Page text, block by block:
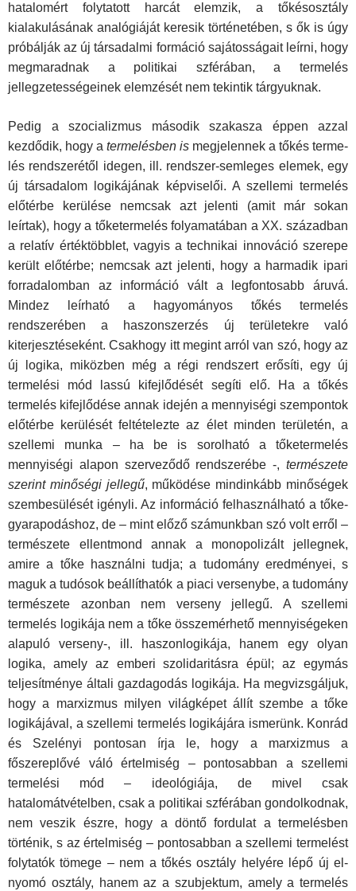
hatalomért foly­tatott harcát elemzik, a tőkésosztály
kialakulásának analógiá­ját keresik történetében, s ők is úgy
próbálják az új társadalmi formáció sajátosságait leírni, hogy
megmaradnak a politikai szférában, a termelés
jellegzetességeinek elemzését nem te­kintik tárgyuknak.
Pedig a szocializmus második szakasza éppen azzal
kezdődik, hogy a termelésben is megjelennek a tőkés terme­
lés rendszerétől idegen, ill. rendszer-semleges elemek, egy
új társadalom logikájának képviselői. A szellemi termelés
elő­térbe kerülése nemcsak azt jelenti (amit már sokan
leírtak), hogy a tőketermelés folyamatában a XX. században
a relatív értéktöbblet, vagyis a technikai innováció szerepe
került elő­térbe; nemcsak azt jelenti, hogy a harmadik ipari
forradalom­ban az információ vált a legfontosabb áruvá.
Mindez leírható a hagyományos tőkés termelés
rendszerében a haszonszer­zés új területekre való
kiterjesztéseként. Csakhogy itt megint arról van szó, hogy az
új logika, miközben még a régi rend­szert erősíti, egy új
termelési mód lassú kifejlődését segíti elő. Ha a tőkés
termelés kifejlődése annak idején a mennyiségi szempontok
előtérbe kerülését feltételezte az élet minden te­rületén, a
szellemi munka – ha be is sorolható a tőketermelés
mennyiségi alapon szerveződő rendszerébe -, természete
szerint minőségi jellegű, működése mindinkább minőségek
szembesülését igényli. Az információ felhasználható a tőke­
gyarapodáshoz, de – mint előző számunkban szó volt erről –
természete ellentmond annak a monopolizált jellegnek,
amire a tőke használni tudja; a tudomány eredményei, s
maguk a tu­dósok beállíthatók a piaci versenybe, a tudomány
természete azonban nem verseny jellegű. A szellemi
termelés logikája nem a tőke összemérhető mennyiségeken
alapuló verseny-, ill. haszonlogikája, hanem egy olyan
logika, amely az emberi szolidaritásra épül; az egymás
teljesítménye általi gazdago­dás logikája. Ha megvizsgáljuk,
hogy a marxizmus milyen világképet állít szembe a tőke
logikájával, a szellemi ter­melés logikájára ismerünk. Konrád
és Szelényi pontosan írja le, hogy a marxizmus a
főszereplővé váló értelmiség – pontosabban a szellemi
termelési mód – ideológiája, de mivel csak
hatalomátvételben, csak a politikai szférában gondol­kodnak,
nem veszik észre, hogy a döntő fordulat a termelés­ben
történik, s az értelmiség – pontosabban a szellemi terme­lést
folytatók tömege – nem a tőkés osztály helyére lépő új el­
nyomó osztály, hanem az a szubjektum, amely a termelés